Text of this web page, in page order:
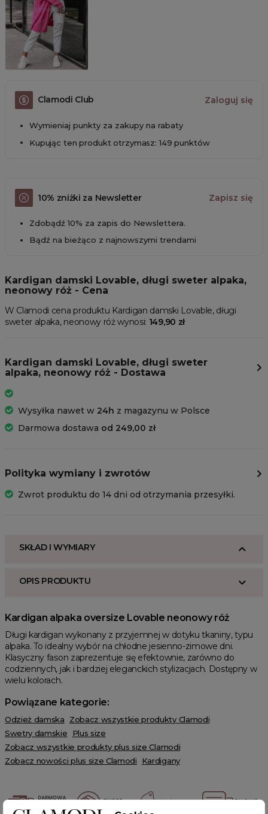
Clamodi Club Zaloguj się
Wymieniaj punkty za zakupy na rabaty
Kupując ten produkt otrzymasz: 149 punktów
10% zniżki za Newsletter Zapisz się
Zdobądź 10% za zapis do Newslettera.
Bądź na bieżąco z najnowszymi trendami
Kardigan damski Lovable, długi sweter alpaka,
neonowy róż - Cena
W Clamodi cena produktu Kardigan damski Lovable, długi
sweter alpaka, neonowy róż wynosi: 149,90 zł
Kardigan damski Lovable, długi sweter
alpaka, neonowy róż - Dostawa
Wysyłka nawet w 24h z magazynu w Polsce
Darmowa dostawa od 249,00 zł
Polityka wymiany i zwrotów
Zwrot produktu do 14 dni od otrzymania przesyłki.
SKŁAD I WYMIARY
OPIS PRODUKTU
Kardigan alpaka oversize Lovable neonowy róż
Długi kardigan wykonany z przyjemnej w dotyku tkaniny, typu
alpaka. To idealny wybór na chłodne jesienno-zimowe dni.
Klasyczny fason zaprezentuje się efektownie, zarówno do
codziennych, jak i bardziej eleganckich stylizacjach. Dostępny w
wielu kolorach.
Powiązane kategorie:
Odzież damska
Zobacz wszystkie produkty Clamodi
Swetry damskie
Plus size
Zobacz wszystkie produkty plus size Clamodi
Zobacz nowości plus size Clamodi
Kardigany